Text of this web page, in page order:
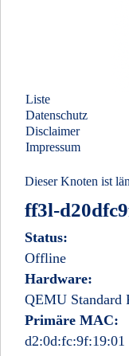
Liste
Datenschutz
Disclaimer
Impressum
Dieser Knoten ist
ff3l-
Status:
Offline
Hardware:
QEMU Standard
Primäre MAC:
d2:0d:fc:9f:19:01